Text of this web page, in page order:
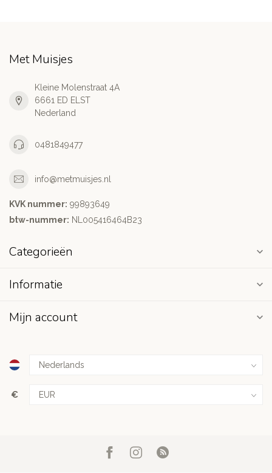
Met Muisjes
Kleine Molenstraat 4A
6661 ED ELST
Nederland
0481849477
info@metmuisjes.nl
KVK nummer: 99893649
btw-nummer: NL005416464B23
Categorieën
Informatie
Mijn account
€